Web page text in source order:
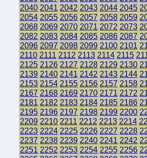
2040 2041 2042 2043 2044 2045
2054 2055 2056 2057 2058 2059
2068 2069 2070 2071 2072 2073
2082 2083 2084 2085 2086 2087
2096 2097 2098 2099 2100 2101
2110 2111 2112 2113 2114 2115
2125 2126 2127 2128 2129 2130
2139 2140 2141 2142 2143 2144
2153 2154 2155 2156 2157 2158
2167 2168 2169 2170 2171 2172
2181 2182 2183 2184 2185 2186
2195 2196 2197 2198 2199 2200
2209 2210 2211 2212 2213 2214
2223 2224 2225 2226 2227 2228
2237 2238 2239 2240 2241 2242
2251 2252 2253 2254 2255 2256